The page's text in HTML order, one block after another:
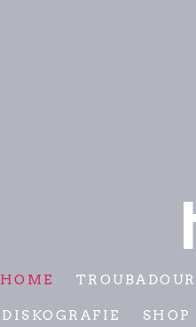
HOME TROUBADOUR
DISKOGRAFIE SHOP